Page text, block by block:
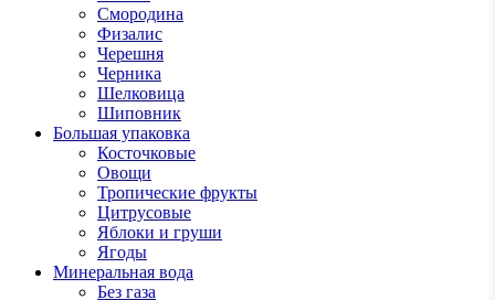
Смородина
Физалис
Черешня
Черника
Шелковица
Шиповник
Большая упаковка
Косточковые
Овощи
Тропические фрукты
Цитрусовые
Яблоки и груши
Ягоды
Минеральная вода
Без газа